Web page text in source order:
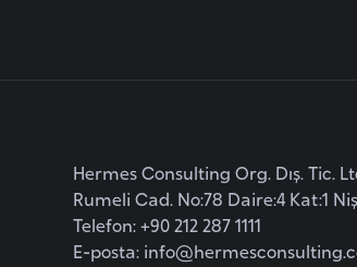
Hermes Consulting Org. Dış. Tic.
Rumeli Cad. No:78 Daire:4 Kat:1
Telefon: +90 212 287 1111
E-posta: